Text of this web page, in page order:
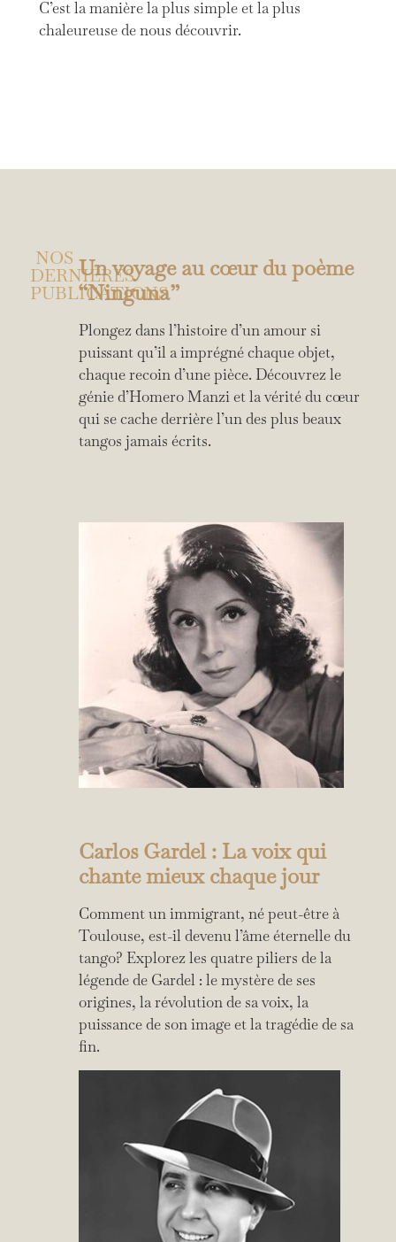
C’est la manière la plus simple et la plus
chaleureuse de nous découvrir.
NOS
DERNIÈRES
PUBLICATIONS
Un voyage au cœur du poème
“Ninguna”
Plongez dans l’histoire d’un amour si
puissant qu’il a imprégné chaque objet,
chaque recoin d’une pièce. Découvrez le
génie d’Homero Manzi et la vérité du cœur
qui se cache derrière l’un des plus beaux
tangos jamais écrits.
Carlos Gardel : La voix qui
chante mieux chaque jour
Comment un immigrant, né peut-être à
Toulouse, est-il devenu l’âme éternelle du
tango? Explorez les quatre piliers de la
légende de Gardel : le mystère de ses
origines, la révolution de sa voix, la
puissance de son image et la tragédie de sa
fin.